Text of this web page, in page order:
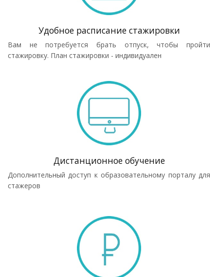
Удобное расписание стажировки
Вам не потребуется брать отпуск, чтобы пройти
стажировку. План стажировки - индивидуален
Дистанционное обучение
Дополнительный доступ к образовательному порталу для
стажеров